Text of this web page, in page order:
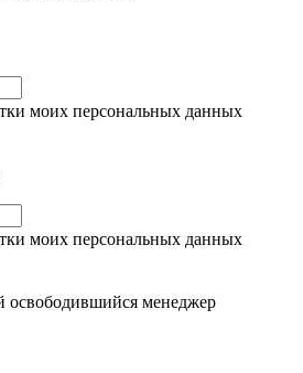
моих персональных данных
моих персональных данных
освободившийся менеджер